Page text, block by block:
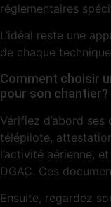
réglementaires
L’idéal reste une
de chaque
Comment choisir
pour son chantier?
Vérifiez d’abord
télépilote,
l’activité aérienne,
DGAC. Ces
Ensuite, regardez